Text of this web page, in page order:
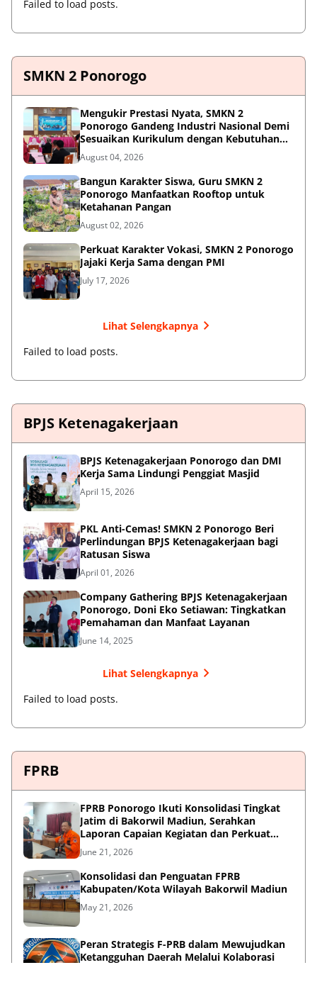
Failed to load posts.
SMKN 2 Ponorogo
Mengukir Prestasi Nyata, SMKN 2
Ponorogo Gandeng Industri Nasional Demi
Sesuaikan Kurikulum dengan Kebutuhan
Dunia Kerja
August 04, 2026
Bangun Karakter Siswa, Guru SMKN 2
Ponorogo Manfaatkan Rooftop untuk
Ketahanan Pangan
August 02, 2026
Perkuat Karakter Vokasi, SMKN 2 Ponorogo
Jajaki Kerja Sama dengan PMI
July 17, 2026
Lihat Selengkapnya
Failed to load posts.
BPJS Ketenagakerjaan
BPJS Ketenagakerjaan Ponorogo dan DMI
Kerja Sama Lindungi Penggiat Masjid
April 15, 2026
PKL Anti-Cemas! SMKN 2 Ponorogo Beri
Perlindungan BPJS Ketenagakerjaan bagi
Ratusan Siswa
April 01, 2026
Company Gathering BPJS Ketenagakerjaan
Ponorogo, Doni Eko Setiawan: Tingkatkan
Pemahaman dan Manfaat Layanan
June 14, 2025
Lihat Selengkapnya
Failed to load posts.
FPRB
FPRB Ponorogo Ikuti Konsolidasi Tingkat
Jatim di Bakorwil Madiun, Serahkan
Laporan Capaian Kegiatan dan Perkuat
Sinergi Pentahelix
June 21, 2026
Konsolidasi dan Penguatan FPRB
Kabupaten/Kota Wilayah Bakorwil Madiun
May 21, 2026
Peran Strategis F-PRB dalam Mewujudkan
Ketangguhan Daerah Melalui Kolaborasi